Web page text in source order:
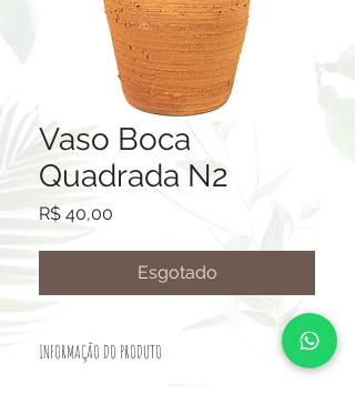
Vaso Boca
Quadrada N2
R$ 40,00
Esgotado
INFORMAÇÃO DO PRODUTO